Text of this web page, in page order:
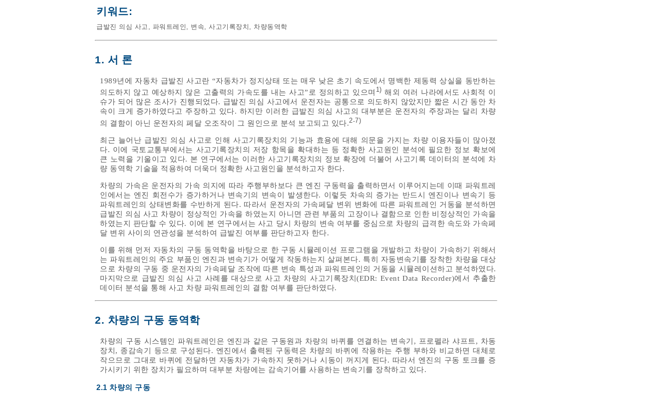
키워드:
급발진 의심 사고 , 파워트레인 , 변속, 사고기록장치 , 차량동역학
1. 서 론
1989년에 자동차 급발진 사고란 “자동차가 정지상태 또는 매우 낮은 초기 속도에서 명백한 제동력 상실을 동반하는
의도하지 않고 예상하지 않은 고출력의 가속도를 내는 사고”로 정의하고 있으며 1) 해외 여러 나라에서도 사회적 이
슈가 되어 많은 조사가 진행되었다. 급발진 의심 사고에서 운전자는 공통으로 의도하지 않았지만 짧은 시간 동안 차
속이 크게 증가하였다고 주장하고 있다. 하지만 이러한 급발진 의심 사고의 대부분은 운전자의 주장과는 달리 차량
의 결함이 아닌 운전자의 페달 오조작이 그 원인으로 분석 보고되고 있다.2-7)
최근 늘어난 급발진 의심 사고로 인해 사고기록장치의 기능과 효용에 대해 의문을 가지는 차량 이용자들이 많아졌
다. 이에 국토교통부에서는 사고기록장치의 저장 항목을 확대하는 등 정확한 사고원인 분석에 필요한 정보 확보에
큰 노력을 기울이고 있다. 본 연구에서는 이러한 사고기록장치의 정보 확장에 더불어 사고기록 데이터의 분석에 차
량 동역학 기술을 적용하여 더욱더 정확한 사고원인을 분석하고자 한다.
차량의 가속은 운전자의 가속 의지에 따라 주행부하보다 큰 엔진 구동력을 출력하면서 이루어지는데 이때 파워트레
인에서는 엔진 회전수가 증가하거나 변속기의 변속이 발생한다. 이렇듯 차속의 증가는 반드시 엔진이나 변속기 등
파워트레인의 상태변화를 수반하게 된다. 따라서 운전자의 가속페달 변위 변화에 따른 파워트레인 거동을 분석하면
급발진 의심 사고 차량이 정상적인 가속을 하였는지 아니면 관련 부품의 고장이나 결함으로 인한 비정상적인 가속을
하였는지 판단할 수 있다. 이에 본 연구에서는 사고 당시 차량의 변속 여부를 중심으로 차량의 급격한 속도와 가속페
달 변위 사이의 연관성을 분석하여 급발진 여부를 판단하고자 한다.
이를 위해 먼저 자동차의 구동 동역학을 바탕으로 한 구동 시뮬레이션 프로그램을 개발하고 차량이 가속하기 위해서
는 파워트레인의 주요 부품인 엔진과 변속기가 어떻게 작동하는지 살펴본다. 특히 자동변속기를 장착한 차량을 대상
으로 차량의 구동 중 운전자의 가속페달 조작에 따른 변속 특성과 파워트레인의 거동을 시뮬레이션하고 분석하였다.
마지막으로 급발진 의심 사고 사례를 대상으로 사고 차량의 사고기록장치(EDR: Event Data Recorder)에서 추출한
데이터 분석을 통해 사고 차량 파워트레인의 결함 여부를 판단하였다.
2. 차량의 구동 동역학
차량의 구동 시스템인 파워트레인은 엔진과 같은 구동원과 차량의 바퀴를 연결하는 변속기, 프로펠라 샤프트, 차동
장치, 종감속기 등으로 구성된다. 엔진에서 출력된 구동력은 차량의 바퀴에 작용하는 주행 부하와 비교하면 대체로
작으므로 그대로 바퀴에 전달하면 자동차가 가속하지 못하거나 시동이 꺼지게 된다. 따라서 엔진의 구동 토크를 증
가시키기 위한 장치가 필요하며 대부분 차량에는 감속기어를 사용하는 변속기를 장착하고 있다.
2.1 차량의 구동